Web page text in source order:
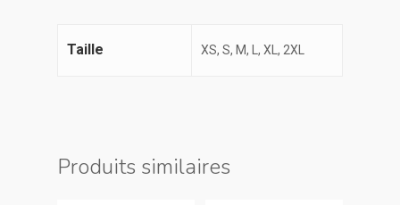
Taille XS, S, M, L, XL, 2XL
Produits similaires